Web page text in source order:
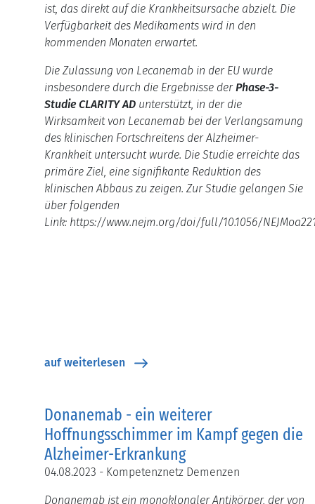
ist, das direkt auf die Krankheitsursache abzielt. Die
Verfügbarkeit des Medikaments wird in den
kommenden Monaten erwartet.
Die Zulassung von Lecanemab in der EU wurde
insbesondere durch die Ergebnisse derPhase-3-
Studie CLARITY AD unterstützt, in der die
Wirksamkeit von Lecanemab bei der Verlangsamung
des klinischen Fortschreitens der Alzheimer-
Krankheit untersucht wurde. Die Studie erreichte das
primäre Ziel, eine signifikante Reduktion des
klinischen Abbaus zu zeigen. Zur Studie gelangen Sie
über folgenden
Link: https://www.nejm.org/doi/full/10.1056/
auf weiterlesen
Donanemab - ein weiterer
Hoffnungsschimmer im Kampf gegen die
Alzheimer-Erkrankung
04.08.2023 - Kompetenznetz Demenzen
Donanemab ist ein monoklonaler Antikörper, der von